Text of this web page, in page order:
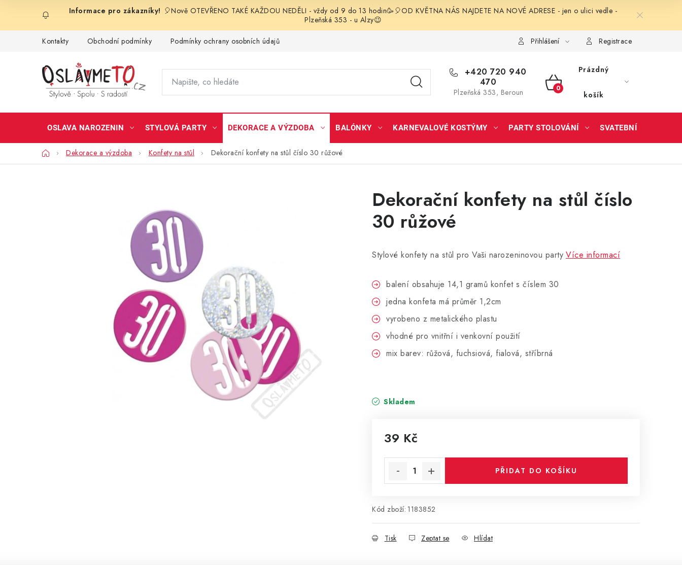
obsah
🎈Nově OTEVŘENO TAKÉ KAŽDOU NEDĚLI - vždy od 9 do 13 hodin🥳🎈OD KVĚTNA NÁS NAJDETE NA NOVÉ ADRESE - jen o ulici vedle -
Plzeňská 353 - u Alzy😉
Kontakty Obchodní podmínky Podmínky ochrany osobních údajů Přihlášení Registrace
+420 720 940
470
Plzeňská 353, Beroun
NÁKUPNÍ
Prázdný
košík
OSLAVA NAROZENIN STYLOVÁ PARTY DEKORACE A VÝZDOBA BALÓNKY KARNEVALOVÉ KOSTÝMY PARTY STOLOVÁNÍ SVATEBNÍ DOPLŇKY
DomůDekorace a výzdoba Konfety na stůl Dekorační konfety na stůl číslo 30 růžové
Dekorační konfety na stůl číslo
30 růžové
Stylové konfety na stůl pro Vaši narozeninovou party Více informací
balení obsahuje 14,1 gramů konfet s číslem 30
jedna konfeta má průměr 1,2cm
vyrobeno z metalického plastu
vhodné pro vnitřní i venkovní použití
mix barev: růžová, fuchsiová, fialová, stříbrná
Skladem
39 Kč
PŘIDAT DO KOŠÍKU
Kód zboží: 1183852
Tisk Zeptat se Hlídat